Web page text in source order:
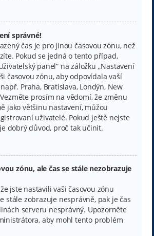
správné!
čas je pro jinou časovou zónu, než
Pokud se jedná o tento případ,
panel“ na záložku „Nastavení
časovou zónu, aby odpovídala vaší
Praha, Bratislava, Londýn, New
prosím na vědomí, že změnu
jako většinu nastavení, můžou
uživatelé. Pokud ještě nejste
dobrý důvod, proč tak učinit.
zónu, ale čas se stále nezobrazuje
jste nastavili vaši časovou zónu
stále zobrazuje nesprávně, pak je čas
serveru nesprávný. Upozorněte
aby mohl tento problém